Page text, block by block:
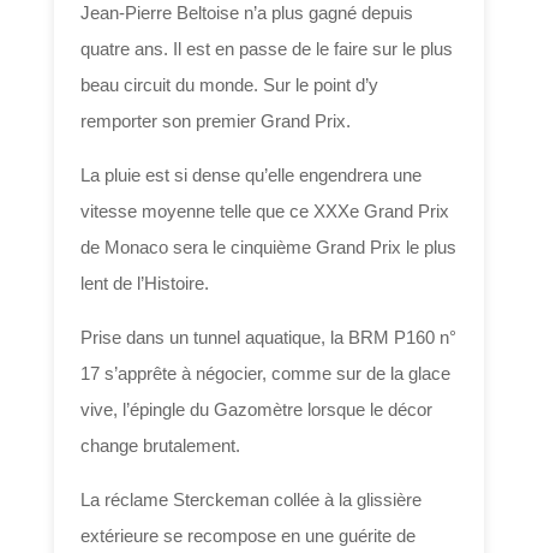
Jean-Pierre Beltoise n’a plus gagné depuis
quatre ans. Il est en passe de le faire sur le plus
beau circuit du monde. Sur le point d’y
remporter son premier Grand Prix.
La pluie est si dense qu’elle engendrera une
vitesse moyenne telle que ce XXXe Grand Prix
de Monaco sera le cinquième Grand Prix le plus
lent de l’Histoire.
Prise dans un tunnel aquatique, la BRM P160 n°
17 s’apprête à négocier, comme sur de la glace
vive, l’épingle du Gazomètre lorsque le décor
change brutalement.
La réclame Sterckeman collée à la glissière
extérieure se recompose en une guérite de